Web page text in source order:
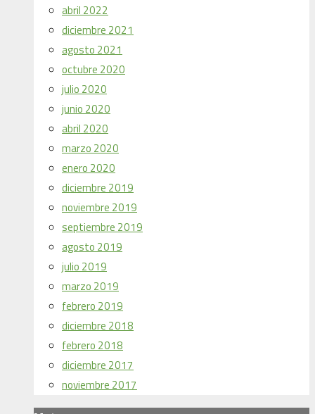
abril 2022
diciembre 2021
agosto 2021
octubre 2020
julio 2020
junio 2020
abril 2020
marzo 2020
enero 2020
diciembre 2019
noviembre 2019
septiembre 2019
agosto 2019
julio 2019
marzo 2019
febrero 2019
diciembre 2018
febrero 2018
diciembre 2017
noviembre 2017